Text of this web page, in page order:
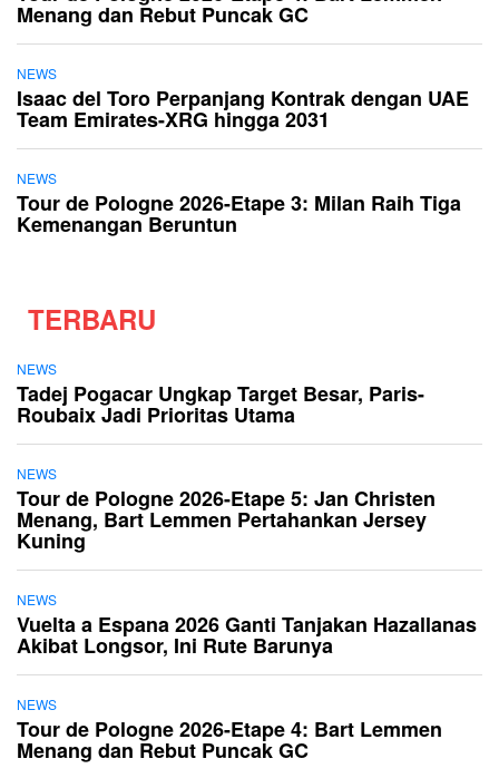
Menang dan Rebut Puncak GC
NEWS
Isaac del Toro Perpanjang Kontrak dengan UAE
Team Emirates-XRG hingga 2031
NEWS
Tour de Pologne 2026-Etape 3: Milan Raih Tiga
Kemenangan Beruntun
TERBARU
NEWS
Tadej Pogacar Ungkap Target Besar, Paris-
Roubaix Jadi Prioritas Utama
NEWS
Tour de Pologne 2026-Etape 5: Jan Christen
Menang, Bart Lemmen Pertahankan Jersey
Kuning
NEWS
Vuelta a Espana 2026 Ganti Tanjakan Hazallanas
Akibat Longsor, Ini Rute Barunya
NEWS
Tour de Pologne 2026-Etape 4: Bart Lemmen
Menang dan Rebut Puncak GC